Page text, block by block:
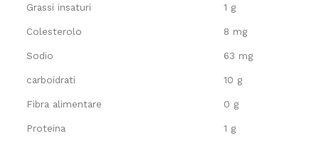
Grassi insaturi 1 g
Colesterolo 8 mg
Sodio 63 mg
carboidrati 10 g
Fibra alimentare 0 g
Proteina 1 g